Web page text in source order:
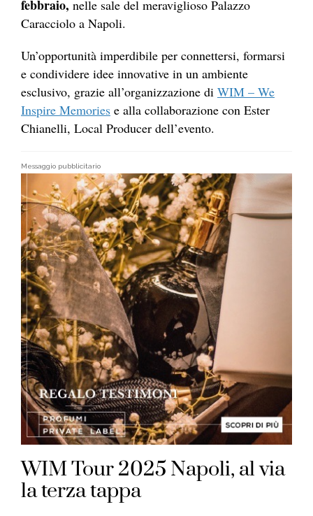
febbraio, nelle sale del meraviglioso Palazzo
Caracciolo a Napoli.
Un’opportunità imperdibile per connettersi, formarsi
e condividere idee innovative in un ambiente
esclusivo, grazie all’organizzazione di WIM – We
Inspire Memories e alla collaborazione con Ester
Chianelli, Local Producer dell’evento.
Messaggio pubblicitario
WIM Tour 2025 Napoli, al via
la terza tappa